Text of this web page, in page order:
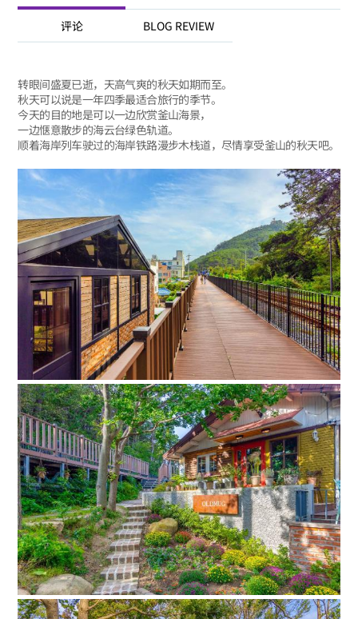
评论 BLOG REVIEW
转眼间盛夏已逝，天高气爽的秋天如期而至。
秋天可以说是一年四季最适合旅行的季节。
今天的目的地是可以一边欣赏釜山海景，
一边惬意散步的海云台绿色轨道。
顺着海岸列车驶过的海岸铁路漫步木栈道，尽情享受釜山的秋天吧。